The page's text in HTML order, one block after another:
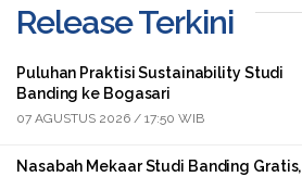
Release Terkini
Puluhan Praktisi Sustainability Studi
Banding ke Bogasari
07 AGUSTUS 2026 / 17:50 WIB
Nasabah Mekaar Studi Banding Gratis,